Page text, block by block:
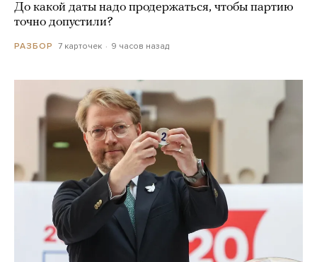
До какой даты надо продержаться, чтобы партию
точно допустили?
РАЗБОР 7 карточек 9 часов назад